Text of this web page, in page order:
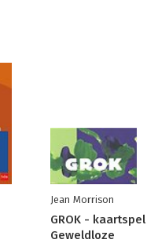
Jean Morrison
GROK - kaartspel
Geweldloze